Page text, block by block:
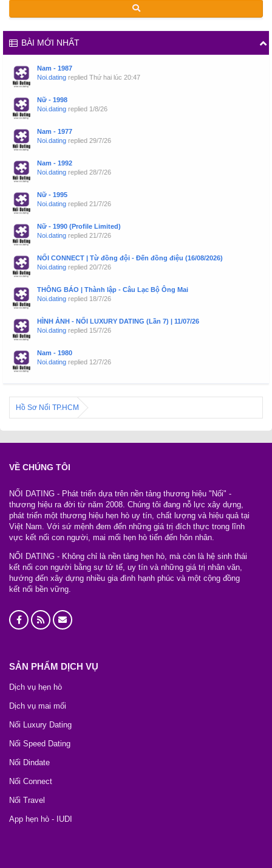
BÀI MỚI NHẤT
Nam - 1987
Noi.dating replied Thứ hai lúc 20:47
Nữ - 1998
Noi.dating replied 1/8/26
Nam - 1977
Noi.dating replied 29/7/26
Nam - 1992
Noi.dating replied 28/7/26
Nữ - 1995
Noi.dating replied 21/7/26
Nữ - 1990 (Profile Limited)
Noi.dating replied 21/7/26
NỐI CONNECT | Từ đồng đội - Đến đồng điệu (16/08/2026)
Noi.dating replied 20/7/26
THÔNG BÁO | Thành lập - Câu Lạc Bộ Ông Mai
Noi.dating replied 18/7/26
HÌNH ẢNH - NỐI LUXURY DATING (Lần 7) | 11/07/26
Noi.dating replied 15/7/26
Nam - 1980
Noi.dating replied 12/7/26
Hồ Sơ Nối TP.HCM
VỀ CHÚNG TÔI
NỐI DATING - Phát triển dựa trên nền tảng thương hiệu "Nối" -
thương hiệu ra đời từ năm 2008. Chúng tôi đang nỗ lực xây dựng,
phát triển một thương hiệu hẹn hò uy tín, chất lượng và hiệu quả tại
Việt Nam. Với sứ mệnh đem đến những giá trị đích thực trong lĩnh
vực kết nối con người, mai mối hẹn hò tiến đến hôn nhân.
NỐI DATING - Không chỉ là nền tảng hẹn hò, mà còn là hệ sinh thái
kết nối con người bằng sự tử tế, uy tín và những giá trị nhân văn,
hướng đến xây dựng nhiều gia đình hạnh phúc và một cộng đồng
kết nối bền vững.
SẢN PHẨM DỊCH VỤ
Dịch vụ hẹn hò
Dịch vụ mai mối
Nối Luxury Dating
Nối Speed Dating
Nối Dindate
Nối Connect
Nối Travel
App hẹn hò - IUDI